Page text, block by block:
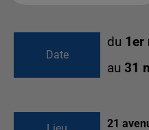
Date
du 1er
au 31
21